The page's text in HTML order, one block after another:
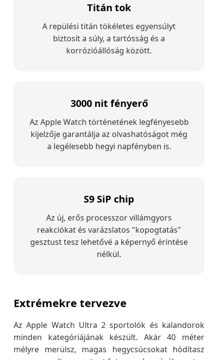
Titán tok
A repülési titán tökéletes egyensúlyt
biztosít a súly, a tartósság és a
korrózióállóság között.
3000 nit fényerő
Az Apple Watch történetének legfényesebb
kijelzője garantálja az olvashatóságot még
a legélesebb hegyi napfényben is.
S9 SiP chip
Az új, erős processzor villámgyors
reakciókat és varázslatos "kopogtatás"
gesztust tesz lehetővé a képernyő érintése
nélkül.
Extrémekre tervezve
Az Apple Watch Ultra 2 sportolók és kalandorok
minden kategóriájának készült. Akár 40 méter
mélyre merülsz, magas hegycsúcsokat hódítasz